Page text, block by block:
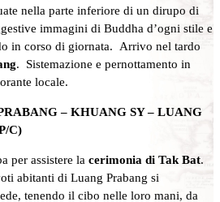
nella parte inferiore di un dirupo di
immagini di Buddha d’ogni stile e
in corso di giornata. Arrivo nel tardo
. Sistemazione e pernottamento in
locale.
– KHUANG SY – LUANG
per assistere la cerimonia di Tak Bat.
abitanti di Luang Prabang si
tenendo il cibo nelle loro mani, da